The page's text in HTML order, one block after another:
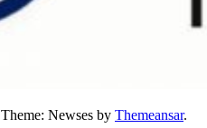
Theme: Newses by Themeansar.